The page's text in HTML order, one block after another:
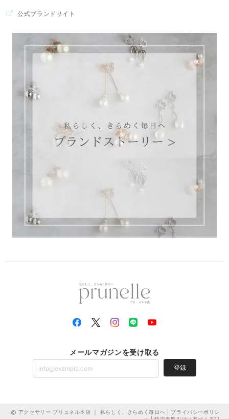
公式ブランドサイト
メールマガジンを受け取る
登録
アクセサリー プリュネル本店 ｜ 私らしく、きらめく毎日へ | プライバシーポリシ